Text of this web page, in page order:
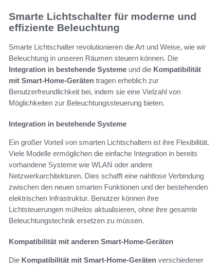
Smarte Lichtschalter für moderne und
effiziente Beleuchtung
Smarte Lichtschalter revolutionieren die Art und Weise, wie wir
Beleuchtung in unseren Räumen steuern können. Die
Integration in bestehende Systeme und die Kompatibilität
mit Smart-Home-Geräten tragen erheblich zur
Benutzerfreundlichkeit bei, indem sie eine Vielzahl von
Möglichkeiten zur Beleuchtungssteuerung bieten.
Integration in bestehende Systeme
Ein großer Vorteil von smarten Lichtschaltern ist ihre Flexibilität.
Viele Modelle ermöglichen die einfache Integration in bereits
vorhandene Systeme wie WLAN oder andere
Netzwerkarchitekturen. Dies schafft eine nahtlose Verbindung
zwischen den neuen smarten Funktionen und der bestehenden
elektrischen Infrastruktur. Benutzer können ihre
Lichtsteuerungen mühelos aktualisieren, ohne ihre gesamte
Beleuchtungstechnik ersetzen zu müssen.
Kompatibilität mit anderen Smart-Home-Geräten
Die Kompatibilität mit Smart-Home-Geräten verschiedener